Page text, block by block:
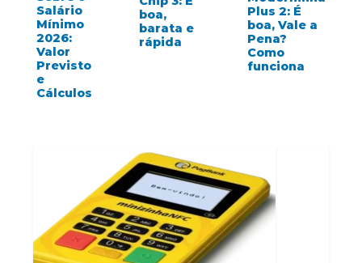
Salário
Mínimo
2026:
Valor
Previsto
e
Cálculos
boa,
barata e
rápida
Plus 2: É
boa, Vale a
Pena?
Como
funciona